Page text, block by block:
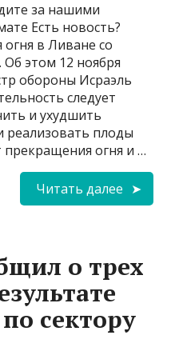
за нашими
Есть новость?
в Ливане со
этом 12 ноября
обороны Исраэль
следует
и ухудшить
реализовать плоды
огня и …
Читать далее
о трех
сектору